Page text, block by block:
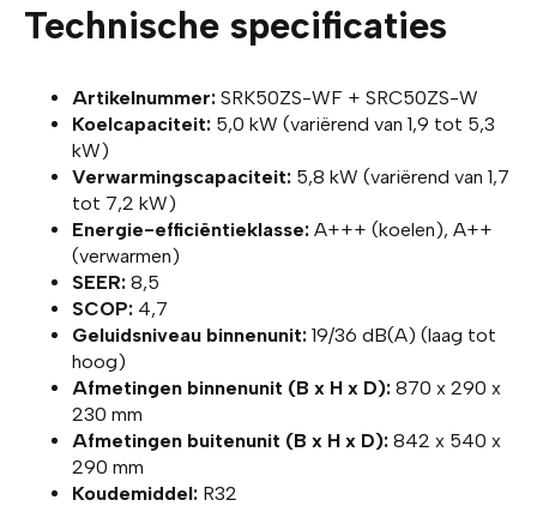
Technische specificaties
Artikelnummer: SRK50ZS-WF + SRC50ZS-W
Koelcapaciteit: 5,0 kW (variërend van 1,9 tot 5,3
kW)
Verwarmingscapaciteit: 5,8 kW (variërend van 1,7
tot 7,2 kW)
Energie-efficiëntieklasse: A+++ (koelen), A++
(verwarmen)
SEER: 8,5
SCOP: 4,7
Geluidsniveau binnenunit: 19/36 dB(A) (laag tot
hoog)
Afmetingen binnenunit (B x H x D): 870 x 290 x
230 mm
Afmetingen buitenunit (B x H x D): 842 x 540 x
290 mm
Koudemiddel: R32